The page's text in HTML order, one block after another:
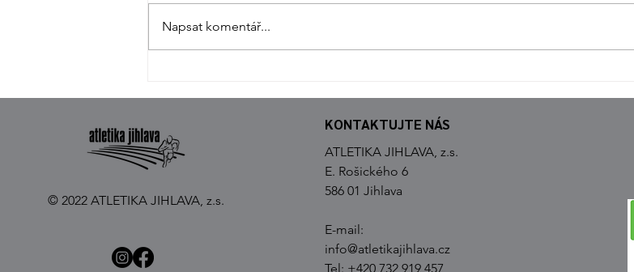
BRONZOVÁ MEDAILE PRO
JIHLAVSKÉ ATLETY
Napsat komentář...
© 2022 ATLETIKA JIHLAVA, z.s.
KONTAKTUJTE NÁS
ATLETIKA JIHLAVA, z.s.
E. Rošického 6
586 01 Jihlava
E-mail:
info@atletikajihlava.cz
Tel: +420 732 919 457